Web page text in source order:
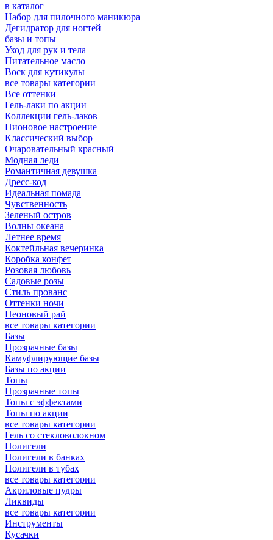
в каталог
Набор для пилочного маникюра
Дегидратор для ногтей
базы и топы
Уход для рук и тела
Питательное масло
Воск для кутикулы
все товары категории
Все оттенки
Гель-лаки по акции
Коллекции гель-лаков
Пионовое настроение
Классический выбор
Очаровательный красный
Модная леди
Романтичная девушка
Дресс-код
Идеальная помада
Чувственность
Зеленый остров
Волны океана
Летнее время
Коктейльная вечеринка
Коробка конфет
Розовая любовь
Садовые розы
Стиль прованс
Оттенки ночи
Неоновый рай
все товары категории
Базы
Прозрачные базы
Камуфлирующие базы
Базы по акции
Топы
Прозрачные топы
Топы с эффектами
Топы по акции
все товары категории
Гель со стекловолокном
Полигели
Полигели в банках
Полигели в тубах
все товары категории
Акриловые пудры
Ликвиды
все товары категории
Инструменты
Кусачки